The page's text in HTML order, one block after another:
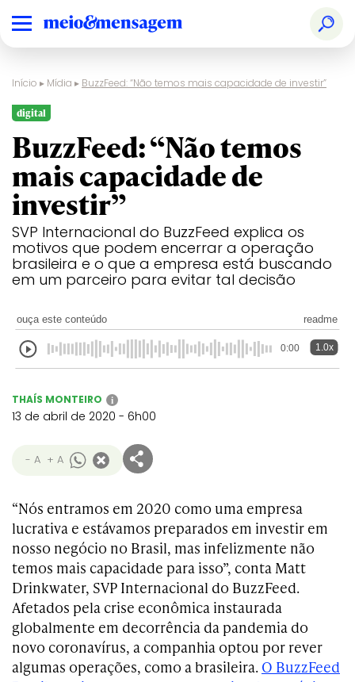
Início ▸ Mídia ▸ BuzzFeed: “Não temos mais capacidade de investir”
digital
BuzzFeed: “Não temos
mais capacidade de
investir”
SVP Internacional do BuzzFeed explica os
motivos que podem encerrar a operação
brasileira e o que a empresa está buscando
em um parceiro para evitar tal decisão
ouça este conteúdo readme
0:00 1.0x
THAÍS MONTEIRO i
13 de abril de 2020 - 6h00
- A + A
“Nós entramos em 2020 como uma empresa
lucrativa e estávamos preparados em investir em
nosso negócio no Brasil, mas infelizmente não
temos mais capacidade para isso”, conta Matt
Drinkwater, SVP Internacional do BuzzFeed.
Afetados pela crise econômica instaurada
globalmente em decorrência da pandemia do
novo coronavírus, a companhia optou por rever
algumas operações, como a brasileira. O BuzzFeed